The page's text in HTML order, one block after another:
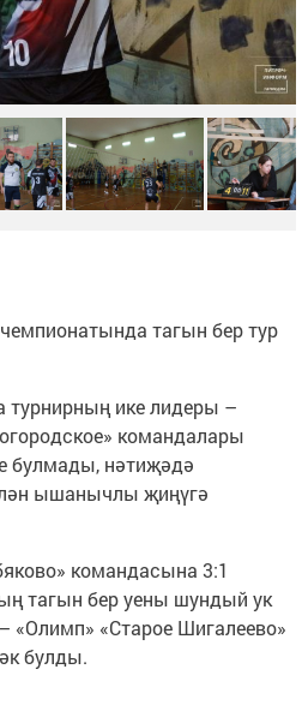
тагын бер тур
турнирның ике лидеры –
командалары
булмады, нәтиҗәдә
ышанычлы җиңүгә
командасына 3:1
тагын бер уены шундый ук
«Олимп» «Старое Шигалеево»
булды.